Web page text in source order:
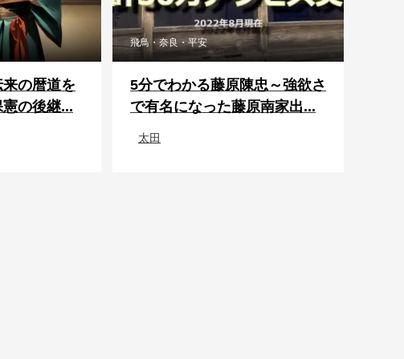
の暦道を
の後継...
飛鳥・奈良・平安
5分でわかる藤原陳忠～強欲さ
で有名になった藤原南家出...
太田